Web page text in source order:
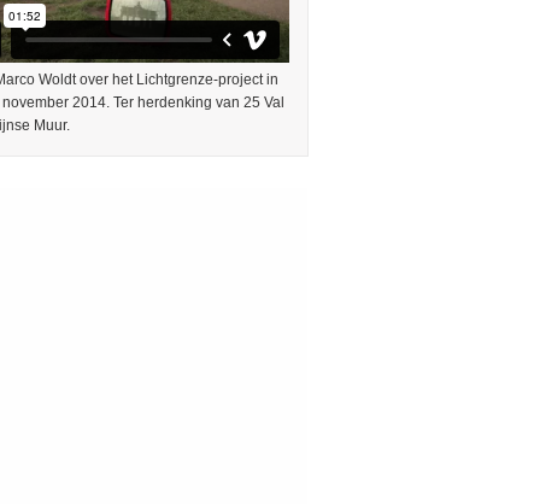
Woldt over het Lichtgrenze-project in
2014. Ter herdenking van 25 Val
Muur.